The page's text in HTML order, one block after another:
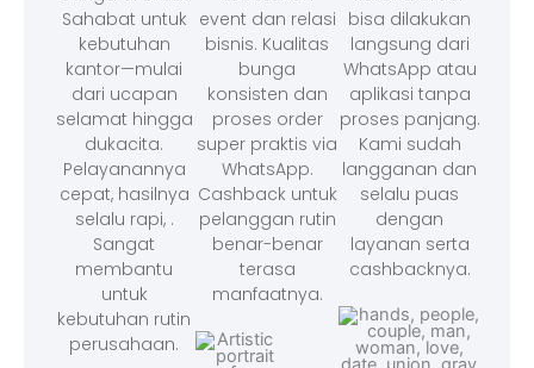
Sahabat untuk
kebutuhan
kantor—mulai
dari ucapan
selamat hingga
dukacita.
Pelayanannya
cepat, hasilnya
selalu rapi, .
Sangat
membantu
untuk
kebutuhan rutin
perusahaan.
event dan relasi
bisnis. Kualitas
bunga
konsisten dan
proses order
super praktis via
WhatsApp.
Cashback untuk
pelanggan rutin
benar-benar
terasa
manfaatnya.
bisa dilakukan
langsung dari
WhatsApp atau
aplikasi tanpa
proses panjang.
Kami sudah
langganan dan
selalu puas
dengan
layanan serta
cashbacknya.